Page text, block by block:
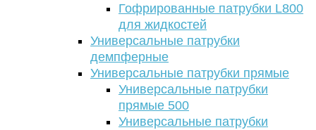
Гофрированные патрубки L800
для жидкостей
Универсальные патрубки
демпферные
Универсальные патрубки прямые
Универсальные патрубки
прямые 500
Универсальные патрубки